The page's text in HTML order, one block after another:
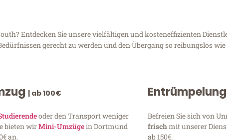
Entdecken Sie unsere vielfältigen und kosteneffizienten
gerecht zu werden und den Übergang so reibungslos
| ab 100€
oder den Transport weniger
bieten wirMini-Umzügein Dortmund
an.
Entrümpelung
Befreien Sie sich von
frischmit unserer
ab 150€.